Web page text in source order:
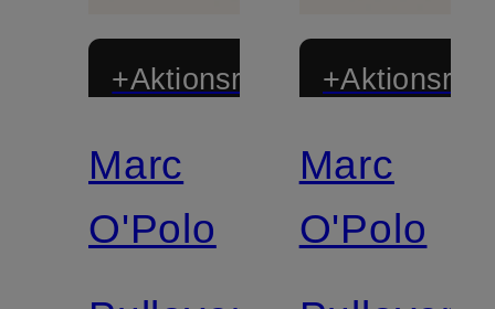
+Aktionsrabatt
Zertifiziert
Marc
O'Polo
Zertifiziert
Marc
O'Polo